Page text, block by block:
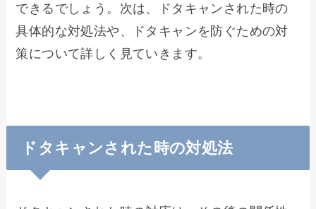
できるでしょう。次は、ドタキャンされた時の
具体的な対処法や、ドタキャンを防ぐための対
策について詳しく見ていきます。
ドタキャンされた時の対処法